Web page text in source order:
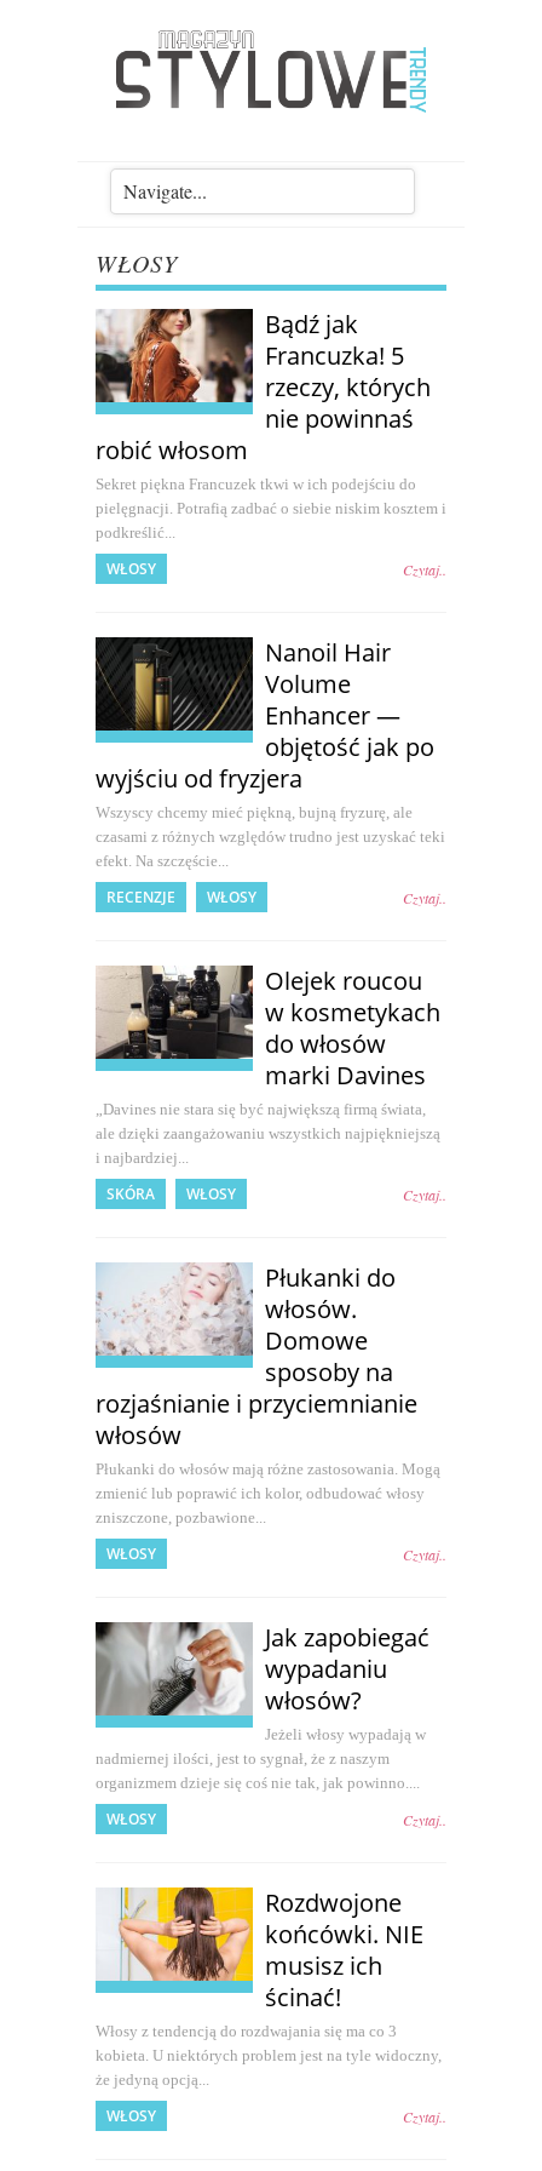
WŁOSY
Bądź jak
Francuzka! 5
rzeczy, których
nie powinnaś
robić włosom
Sekret piękna Francuzek tkwi w ich podejściu do
pielęgnacji. Potrafią zadbać o siebie niskim kosztem i
podkreślić...
WŁOSY Czytaj..
Nanoil Hair
Volume
Enhancer —
objętość jak po
wyjściu od fryzjera
Wszyscy chcemy mieć piękną, bujną fryzurę, ale
czasami z różnych względów trudno jest uzyskać teki
efekt. Na szczęście...
RECENZJE WŁOSY Czytaj..
Olejek roucou
w kosmetykach
do włosów
marki Davines
„Davines nie stara się być największą firmą świata,
ale dzięki zaangażowaniu wszystkich najpiękniejszą
i najbardziej...
SKÓRA WŁOSY Czytaj..
Płukanki do
włosów.
Domowe
sposoby na
rozjaśnianie i przyciemnianie
włosów
Płukanki do włosów mają różne zastosowania. Mogą
zmienić lub poprawić ich kolor, odbudować włosy
zniszczone, pozbawione...
WŁOSY Czytaj..
Jak zapobiegać
wypadaniu
włosów?
Jeżeli włosy wypadają w
nadmiernej ilości, jest to sygnał, że z naszym
organizmem dzieje się coś nie tak, jak powinno....
WŁOSY Czytaj..
Rozdwojone
końcówki. NIE
musisz ich
ścinać!
Włosy z tendencją do rozdwajania się ma co 3
kobieta. U niektórych problem jest na tyle widoczny,
że jedyną opcją...
WŁOSY Czytaj..